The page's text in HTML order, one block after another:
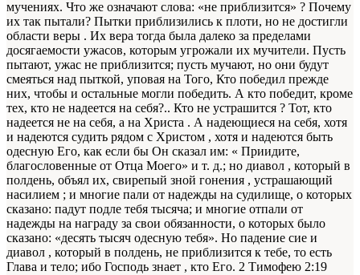
мучениях. Что же означают слова: «не приблизится» ? Почему
их так пытали? Пытки приблизились к плоти, но не достигли
области веры . Их вера тогда была далеко за пределами
досягаемости ужасов, которым угрожали их мучители. Пусть
пытают, ужас не приблизится; пусть мучают, но они будут
смеяться над пыткой, уповая на Того, Кто победил прежде
них, чтобы и остальные могли победить. А кто победит, кроме
тех, кто не надеется на себя?.. Кто не устрашится ? Тот, кто
надеется не на себя, а на Христа . А надеющиеся на себя, хотя
и надеются судить рядом с Христом , хотя и надеются быть
одесную Его, как если бы Он сказал им: « Приидите,
благословенные от Отца Моего» и т. д.; но диавол , который в
полдень, объял их, свирепый зной гонения , устрашающий
насилием ; и многие пали от надежды на судилище, о которых
сказано: падут подле тебя тысяча; и многие отпали от
надежды на награду за свои обязанности, о которых было
сказано: «десять тысяч одесную тебя». Но падение сие и
диавол , который в полдень, не приблизится к тебе, то есть
Глава и тело; ибо Господь знает , кто Его. 2 Тимофею 2:19